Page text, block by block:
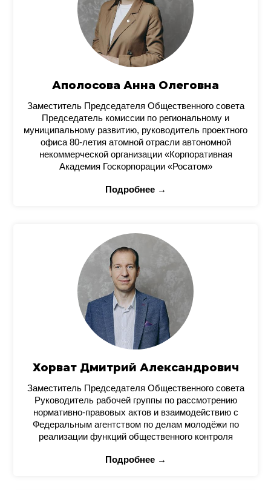
Аполосова Анна Олеговна
Заместитель Председателя Общественного совета
Председатель комиссии по региональному и
муниципальному развитию, руководитель проектного
офиса 80-летия атомной отрасли автономной
некоммерческой организации «Корпоративная
Академия Госкорпорации «Росатом»
Подробнее →
Хорват Дмитрий Александрович
Заместитель Председателя Общественного совета
Руководитель рабочей группы по рассмотрению
нормативно-правовых актов и взаимодействию с
Федеральным агентством по делам молодёжи по
реализации функций общественного контроля
Подробнее →